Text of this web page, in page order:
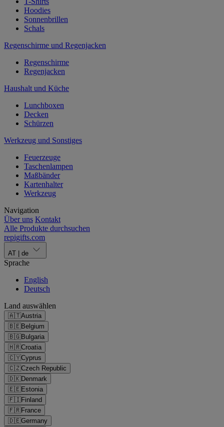
Hoodies
Sonnenbrillen
Schals
Regenschirme und Regenjacken
Regenschirme
Regenjacken
Haushalt und Küche
Lunchboxen
Decken
Schürzen
Werkzeug und Sonstiges
Feuerzeuge
Taschenlampen
Maßbänder
Kartenhalter
Werkzeug
Navigation
Über uns Kontakt
Alle Produkte durchsuchen
repigifts.com
AT de
Sprache
English
Deutsch
Land auswählen
🇦🇹Austria
🇧🇪Belgium
🇧🇬Bulgaria
🇭🇷Croatia
🇨🇾Cyprus
🇨🇿Czech Republic
🇩🇰Denmark
🇪🇪Estonia
🇫🇮Finland
🇫🇷France
🇩🇪Germany